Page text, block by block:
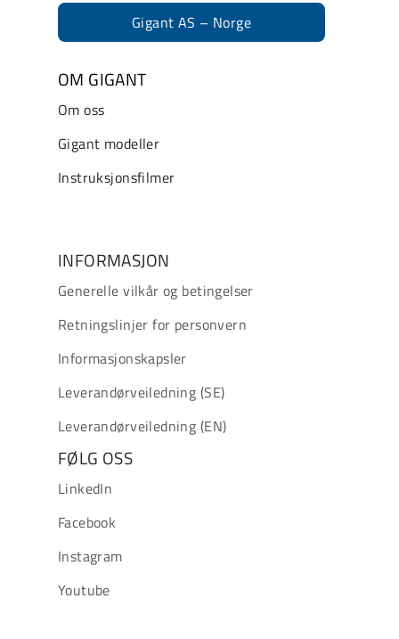
Gigant AS – Norge
OM GIGANT
Om oss
Gigant modeller
Instruksjonsfilmer
INFORMASJON
Generelle vilkår og betingelser
Retningslinjer for personvern
Informasjonskapsler
Leverandørveiledning (SE)
Leverandørveiledning (EN)
FØLG OSS
LinkedIn
Facebook
Instagram
Youtube